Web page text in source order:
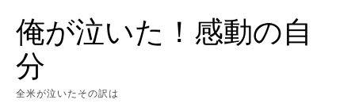
content俺が泣いた！感動の自
分
全米が泣いたその訳は